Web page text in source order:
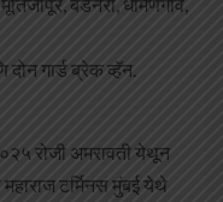
गार्ड ब्रेक व्हॅन.
रोजी अमरावती येथून
टर्मिनस मुंबई येथे